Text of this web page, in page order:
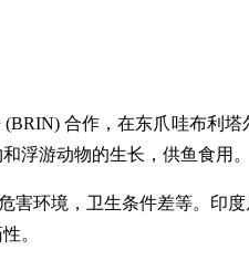
合作，在东爪哇布利塔
浮游动物的生长，供鱼食用。
害环境，卫生条件差等。印
。